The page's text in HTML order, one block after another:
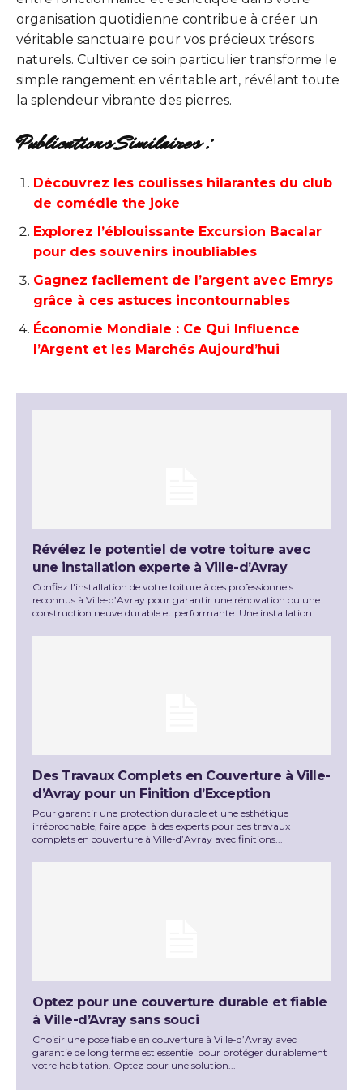
organisation quotidienne contribue à créer un
véritable sanctuaire pour vos précieux trésors
naturels. Cultiver ce soin particulier transforme le
simple rangement en véritable art, révélant toute
la splendeur vibrante des pierres.
Publications Similaires :
Découvrez les coulisses hilarantes du club
de comédie the joke
Explorez l’éblouissante Excursion Bacalar
pour des souvenirs inoubliables
Gagnez facilement de l’argent avec Emrys
grâce à ces astuces incontournables
Économie Mondiale : Ce Qui Influence
l’Argent et les Marchés Aujourd’hui
Révélez le potentiel de votre toiture avec
une installation experte à Ville-d’Avray
Confiez l'installation de votre toiture à des professionnels
reconnus à Ville-d’Avray pour garantir une rénovation ou une
construction neuve durable et performante. Une installation...
Des Travaux Complets en Couverture à Ville-
d’Avray pour un Finition d’Exception
Pour garantir une protection durable et une esthétique
irréprochable, faire appel à des experts pour des travaux
complets en couverture à Ville-d’Avray avec finitions...
Optez pour une couverture durable et fiable
à Ville-d’Avray sans souci
Choisir une pose fiable en couverture à Ville-d’Avray avec
garantie de long terme est essentiel pour protéger durablement
votre habitation. Optez pour une solution...